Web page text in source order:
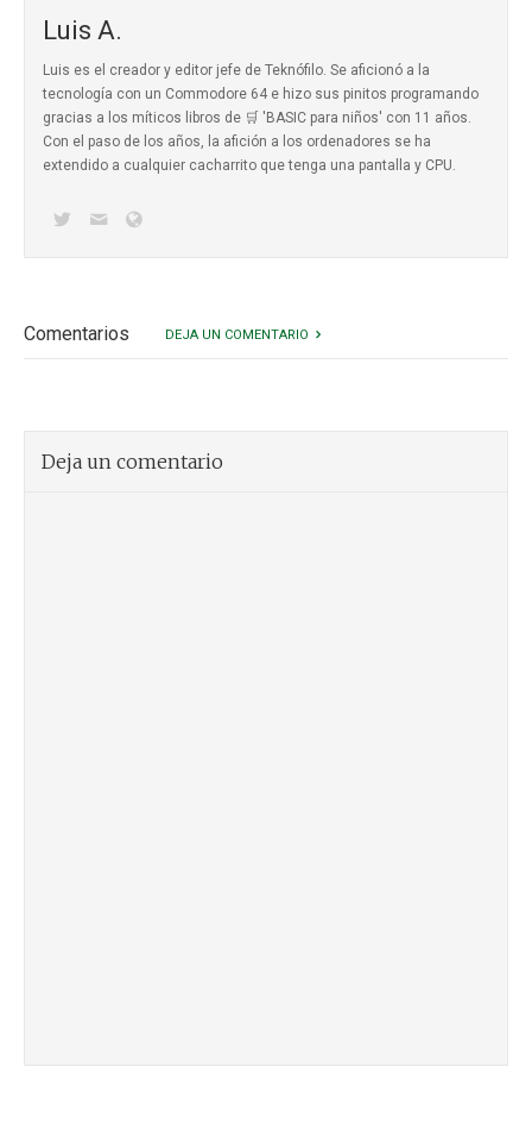
Luis A.
Luis es el creador y editor jefe de Teknófilo. Se aficionó a la
tecnología con un Commodore 64 e hizo sus pinitos programando
gracias a los míticos libros de 🛒 'BASIC para niños' con 11 años.
Con el paso de los años, la afición a los ordenadores se ha
extendido a cualquier cacharrito que tenga una pantalla y CPU.
Comentarios DEJA UN COMENTARIO
Deja un comentario